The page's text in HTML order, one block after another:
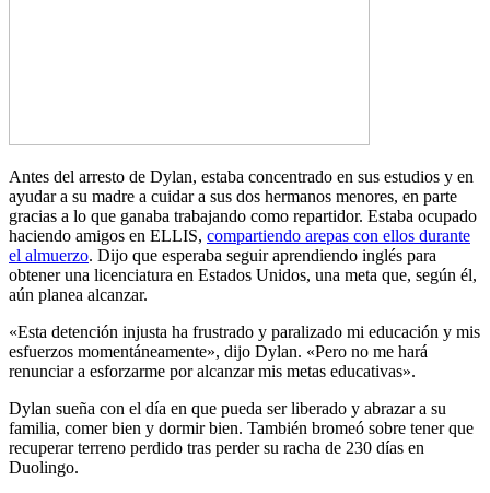
Antes del arresto de Dylan, estaba concentrado en sus estudios y en
ayudar a su madre a cuidar a sus dos hermanos menores, en parte
gracias a lo que ganaba trabajando como repartidor. Estaba ocupado
haciendo amigos en ELLIS, compartiendo arepas con ellos durante
el almuerzo. Dijo que esperaba seguir aprendiendo inglés para
obtener una licenciatura en Estados Unidos, una meta que, según él,
aún planea alcanzar.
«Esta detención injusta ha frustrado y paralizado mi educación y mis
esfuerzos momentáneamente», dijo Dylan. «Pero no me hará
renunciar a esforzarme por alcanzar mis metas educativas».
Dylan sueña con el día en que pueda ser liberado y abrazar a su
familia, comer bien y dormir bien. También bromeó sobre tener que
recuperar terreno perdido tras perder su racha de 230 días en
Duolingo.